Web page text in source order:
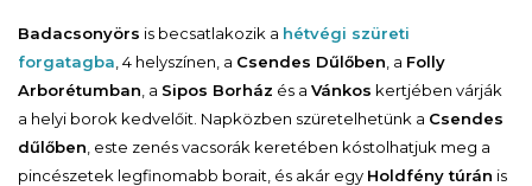
Badacsonyörs is becsatlakozik a hétvégi szüreti
forgatagba , 4 helyszínen, a Csendes Dűlőben , a Folly
Arborétumban , a Sipos Borház és a Vánkos kertjében várják
a helyi borok kedvelőit. Napközben szüretelhetünk a Csendes
dűlőben , este zenés vacsorák keretében kóstolhatjuk meg a
pincészetek legfinomabb borait, és akár egy Holdfény túrán is